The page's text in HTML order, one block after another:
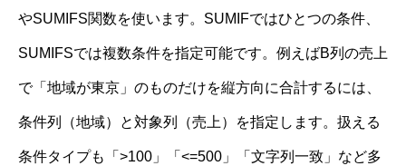
やSUMIFS関数を使います。SUMIFではひとつの条件、
SUMIFSでは複数条件を指定可能です。例えばB列の売上
で「地域が東京」のものだけを縦方向に合計するには、
条件列（地域）と対象列（売上）を指定します。扱える
条件タイプも「>100」「<=500」「文字列一致」など多